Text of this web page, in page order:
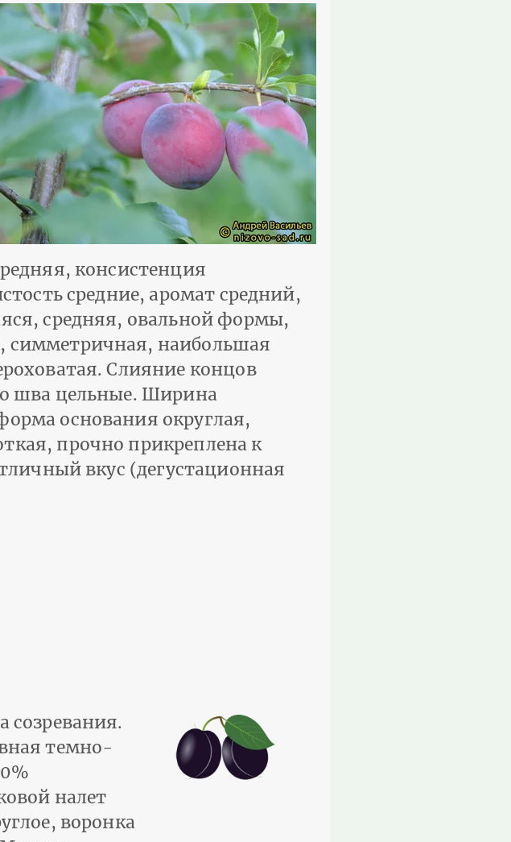
консистенция
средние, аромат средний,
средняя, овальной формы,
симметричная, наиболь­шая
Слияние концов
шва цельные. Ширина
основания округлая,
прочно прикреплена к
вкус (дегустационная
созревания.
темно-
налет
воронка